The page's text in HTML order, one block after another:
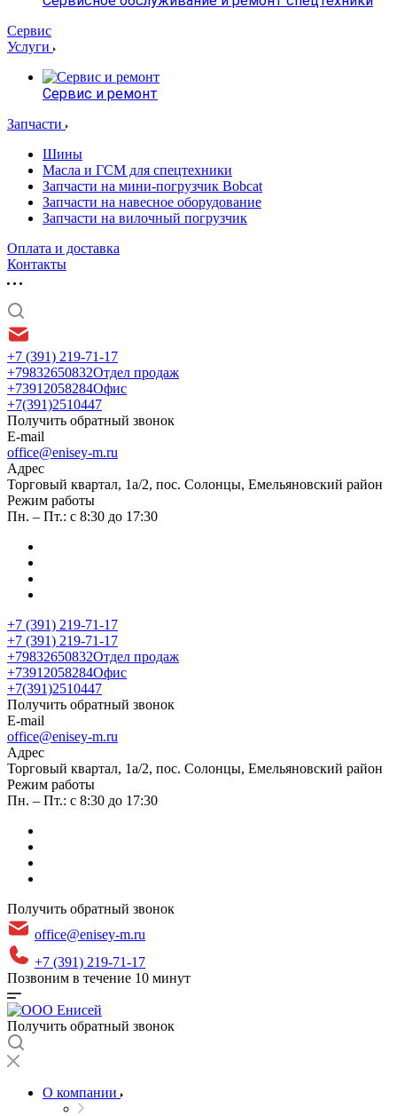
Сервис
Услуги
Сервис и ремонт
Запчасти
Шины
Масла и ГСМ для спецтехники
Запчасти на мини-погрузчик Bobcat
Запчасти на навесное оборудование
Запчасти на вилочный погрузчик
Оплата и доставка
Контакты
+7 (391) 219-71-17
+79832650832Отдел продаж
+73912058284Офис
+7(391)2510447
Получить обратный звонок
E-mail
office@enisey-m.ru
Адрес
​Торговый квартал, 1а/2, пос. Солонцы, Емельяновский район
Режим работы
Пн. – Пт.: с 8:30 до 17:30
+7 (391) 219-71-17
+7 (391) 219-71-17
+79832650832Отдел продаж
+73912058284Офис
+7(391)2510447
Получить обратный звонок
E-mail
office@enisey-m.ru
Адрес
​Торговый квартал, 1а/2, пос. Солонцы, Емельяновский район
Режим работы
Пн. – Пт.: с 8:30 до 17:30
Получить обратный звонок
office@enisey-m.ru
+7 (391) 219-71-17
Позвоним в течение 10 минут
Получить обратный звонок
О компании